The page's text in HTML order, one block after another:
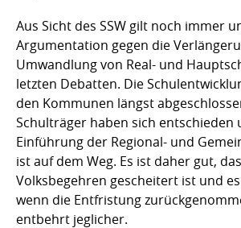
Aus Sicht des SSW gilt noch immer
Argumentation gegen die
Umwandlung von Real- und
letzten Debatten. Die
den Kommunen längst
Schulträger haben sich entschieden
Einführung der Regional- und
ist auf dem Weg. Es ist daher gut,
Volksbegehren gescheitert ist und
wenn die Entfristung
entbehrt jeglicher.